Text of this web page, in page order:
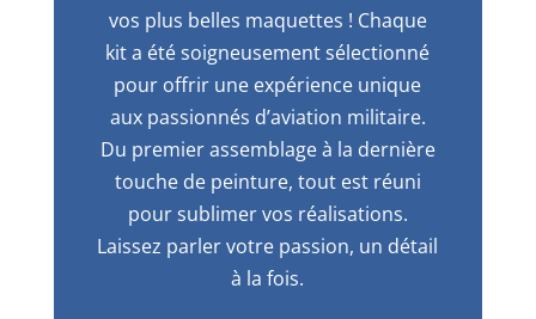
vos plus belles maquettes ! Chaque
kit a été soigneusement sélectionné
pour offrir une expérience unique
aux passionnés d’aviation militaire.
Du premier assemblage à la dernière
touche de peinture, tout est réuni
pour sublimer vos réalisations.
Laissez parler votre passion, un détail
à la fois.